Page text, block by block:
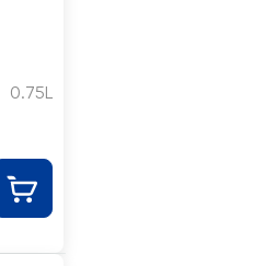
0.75L